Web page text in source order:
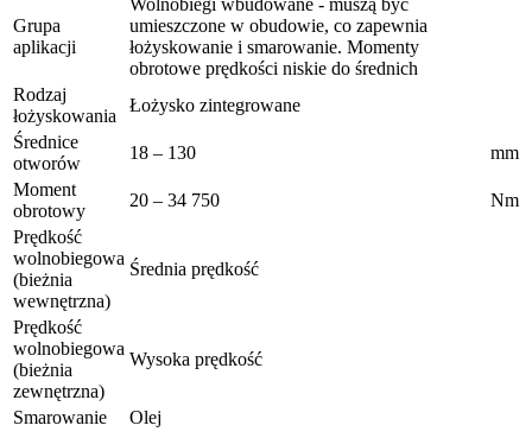
Grupa
aplikacji
Wolnobiegi wbudowane - muszą być
umieszczone w obudowie, co zapewnia
łożyskowanie i smarowanie. Momenty
obrotowe prędkości niskie do średnich
Rodzaj
łożyskowania
Łożysko zintegrowane
Średnice
otworów
18 – 130
mm
Moment
obrotowy
20 – 34 750
Nm
Prędkość
wolnobiegowa
(bieżnia
wewnętrzna)
Średnia prędkość
Prędkość
wolnobiegowa
(bieżnia
zewnętrzna)
Wysoka prędkość
Smarowanie Olej